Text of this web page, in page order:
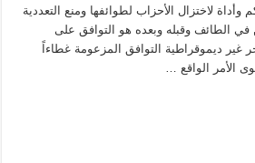
لاختزال الأحزاب لطوائفها ومنع التعددية
في الطائف وقبله وبعده هو التوافق على
غير ديموقراطية التوافق المزعومة غطاءاً
الأمر الواقع …